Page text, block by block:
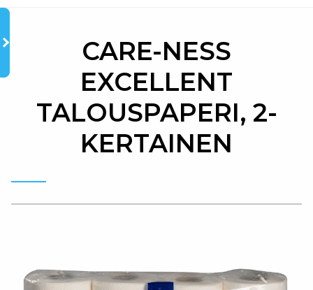
CARE-NESS
EXCELLENT
TALOUSPAPERI, 2-
KERTAINEN